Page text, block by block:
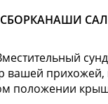
НАШИ
вашей прихожей,
положении